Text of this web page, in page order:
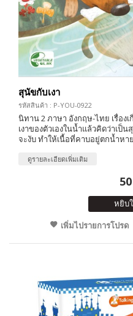
สุนัขกับเงา
รหัสสินค้า : P-YOU-0922
นิทาน 2 ภาษา อังกฤษ-ไทย เรื่อง
เงาของตัวเองในน้ำแล้วคิดว่าเป็
จะงับ ทำให้เนื้อที่คาบอยู่ตกน้ำหา
ดูรายละเอียดเพิ่มเติม
หยิบ
เพิ่มไปรายการโปรด